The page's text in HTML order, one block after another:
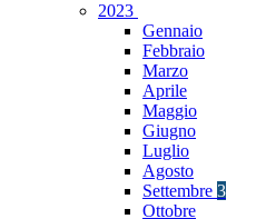
2023
Gennaio
Febbraio
Marzo
Aprile
Maggio
Giugno
Luglio
Agosto
Settembre 3
Ottobre